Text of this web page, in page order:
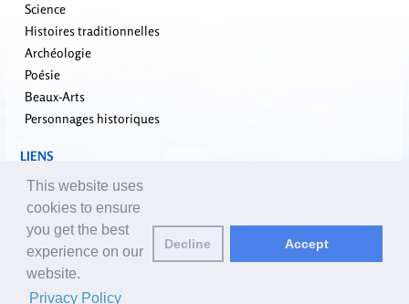
Science
Histoires traditionnelles
Archéologie
Poésie
Beaux-Arts
Personnages historiques
LIENS
falundafa.org
faluninfo.net
minghui.org
pureinsight.org
Email des éditeurs:editor_fr@yuanming.net
This website uses
cookies to ensure
you get the best
experience on our
website.
Privacy Policy
Decline Accept